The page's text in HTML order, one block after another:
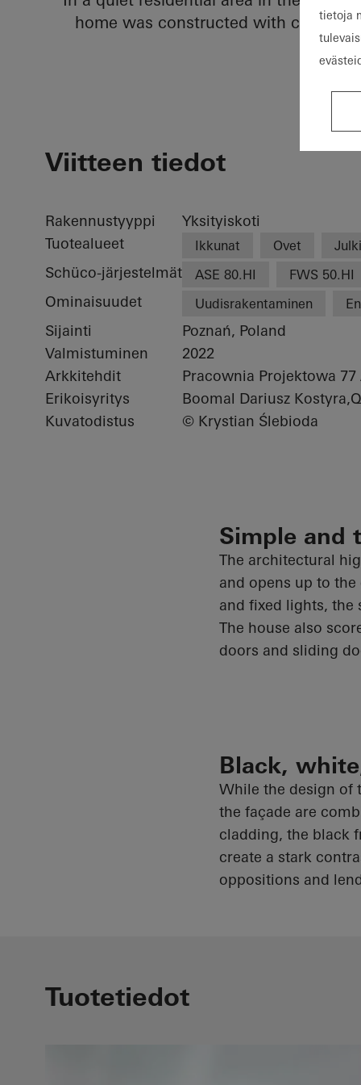
home was constructed with clean
Viitteen tiedot
Rakennustyyppi
Yksityiskoti
Tuotealueet
Ikkunat Ovet
Schüco-järjestelmät ASE 80.HI FWS 50.HI
Ominaisuudet Uudisrakentaminen
Sijainti
Poznań, Poland
Valmistuminen
2022
Arkkitehdit
Pracownia Projektowa 77
Erikoisyritys
Boomal Dariusz
Kuvatodistus
© Krystian Ślebioda
Simple and
The architectural
and opens up to the
and fixed lights,
The house also
doors and sliding
Black,
While the design of
the façade are
cladding, the black
create a stark
oppositions and
Tuotetiedot
tietoja